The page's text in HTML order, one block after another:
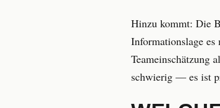
Hinzu kommt: Die
Informationslage
Teameinschätzung
schwierig — es ist